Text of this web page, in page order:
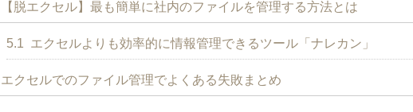
【脱エクセル】最も簡単に社内のファイルを管理する方法とは
5.1 エクセルよりも効率的に情報管理できるツール「ナレカン」
エクセルでのファイル管理でよくある失敗まとめ